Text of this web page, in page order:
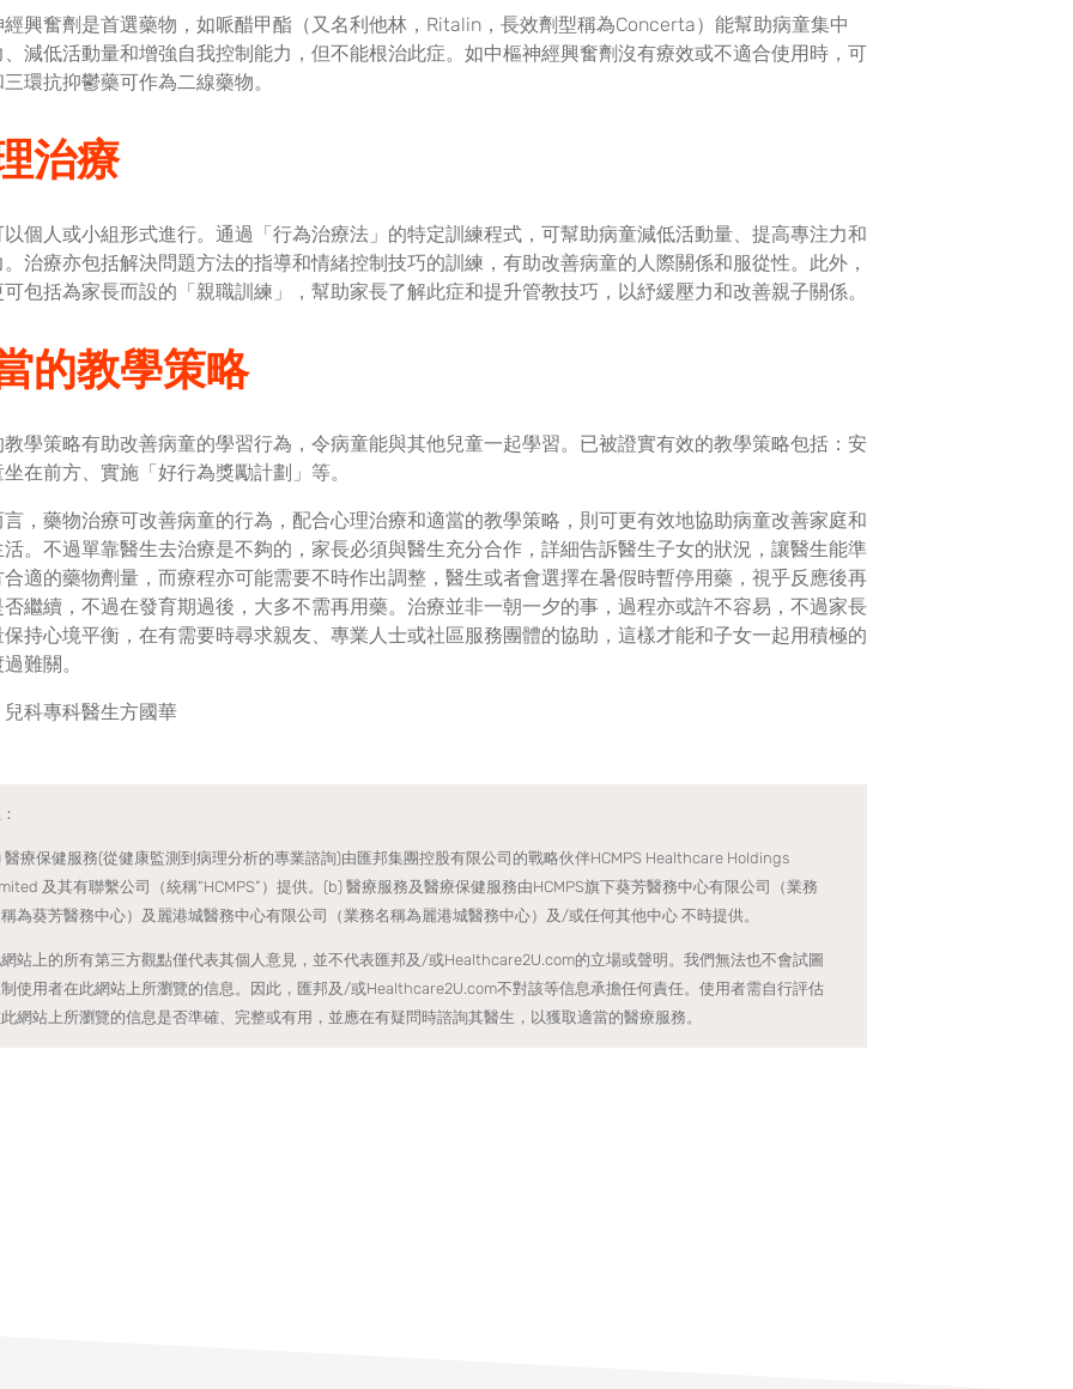
經興奮劑是首選藥物，如哌醋甲酯（又名利他林，Ritalin，長效劑型稱為Concerta）能幫助病童集中
、減低活動量和增強自我控制能力，但不能根治此症。如中樞神經興奮劑沒有療效或不適合使用時，可
環抗抑鬱藥可作為二線藥物。
治療
個人或小組形式進行。通過「行為治療法」的特定訓練程式，可幫助病童減低活動量、提高專注力和
。治療亦包括解決問題方法的指導和情緒控制技巧的訓練，有助改善病童的人際關係和服從性。此外，
包括為家長而設的「親職訓練」，幫助家長了解此症和提升管教技巧，以紓緩壓力和改善親子關係。
的教學策略
學策略有助改善病童的學習行為，令病童能與其他兒童一起學習。已被證實有效的教學策略包括：安
在前方、實施「好行為獎勵計劃」等。
，藥物治療可改善病童的行為，配合心理治療和適當的教學策略，則可更有效地協助病童改善家庭和
。不過單靠醫生去治療是不夠的，家長必須與醫生充分合作，詳細告訴醫生子女的狀況，讓醫生能準
合適的藥物劑量，而療程亦可能需要不時作出調整，醫生或者會選擇在暑假時暫停用藥，視乎反應後再
否繼續，不過在發育期過後，大多不需再用藥。治療並非一朝一夕的事，過程亦或許不容易，不過家長
保持心境平衡，在有需要時尋求親友、專業人士或社區服務團體的協助，這樣才能和子女一起用積極的
難關。
兒科專科醫生方國華
醫療保健服務(從健康監測到病理分析的專業諮詢)由匯邦集團控股有限公司的戰略伙伴HCMPS Healthcare Holdings
及其有聯繫公司（統稱“HCMPS”）提供。(b) 醫療服務及醫療保健服務由HCMPS旗下葵芳醫務中心有限公司（業務
為葵芳醫務中心）及麗港城醫務中心有限公司（業務名稱為麗港城醫務中心）及/或任何其他中心 不時提供。
站上的所有第三方觀點僅代表其個人意見，並不代表匯邦及/或Healthcare2U.com的立場或聲明。我們無法也不會試圖
使用者在此網站上所瀏覽的信息。因此，匯邦及/或Healthcare2U.com不對該等信息承擔任何責任。使用者需自行評估
網站上所瀏覽的信息是否準確、完整或有用，並應在有疑問時諮詢其醫生，以獲取適當的醫療服務。